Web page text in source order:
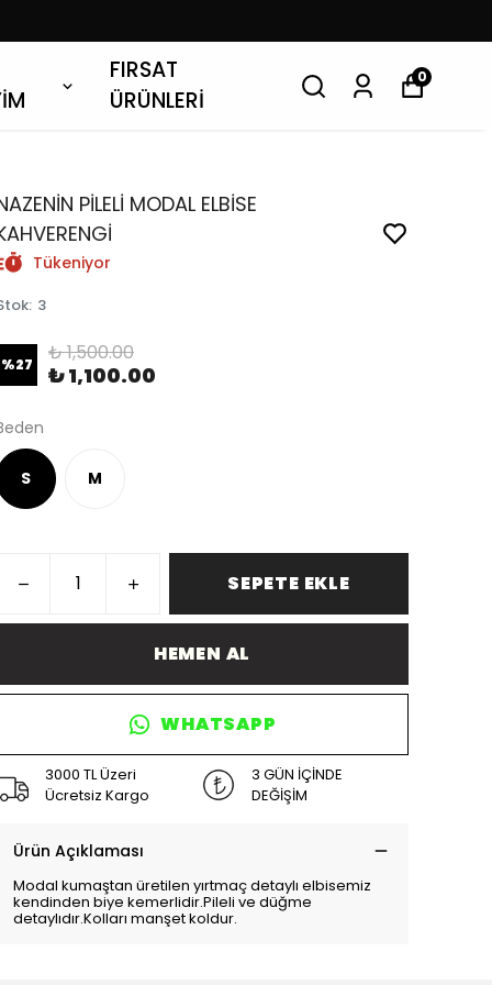
FIRSAT
ÜRÜNLERİ
0
PİLELİ MODAL ELBİSE
Tükeniyor
: 3
%27 ₺ 1,500.00
₺ 1,100.00
S M
SEPETE EKLE
HEMEN AL
WHATSAPP
3000 TL Üzeri
Ücretsiz Kargo
3 GÜN İÇİNDE
DEĞİŞİM
Ürün Açıklaması
Modal kumaştan üretilen yırtmaç detaylı elbisemiz
kendinden biye kemerlidir.Pileli ve düğme
detaylıdır.Kolları manşet koldur.